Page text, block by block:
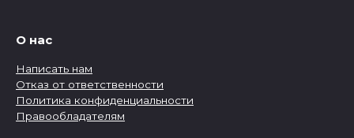
О нас
Написать нам
Отказ от ответственности
Политика конфиденциальности
Правообладателям